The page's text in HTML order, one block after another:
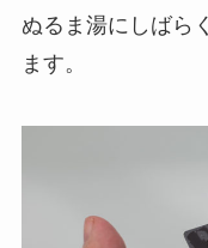
ぬるま湯にしばら
ます。